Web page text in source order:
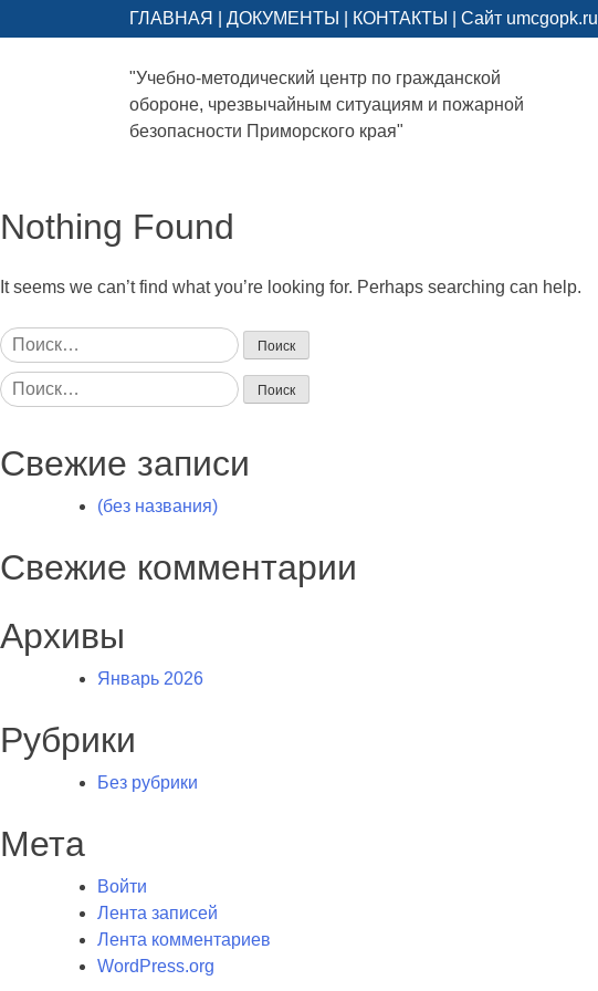
ГЛАВНАЯ ДОКУМЕНТЫ КОНТАКТЫ Сайт umcgopk.ru
"Учебно-методический центр по гражданской
обороне, чрезвычайным ситуациям и пожарной
безопасности Приморского края"
Nothing Found
It seems we can’t find what you’re looking for. Perhaps searching can help.
Найти:
Найти:
Свежие записи
(без названия)
Свежие комментарии
Архивы
Январь 2026
Рубрики
Без рубрики
Мета
Войти
Лента записей
Лента комментариев
WordPress.org